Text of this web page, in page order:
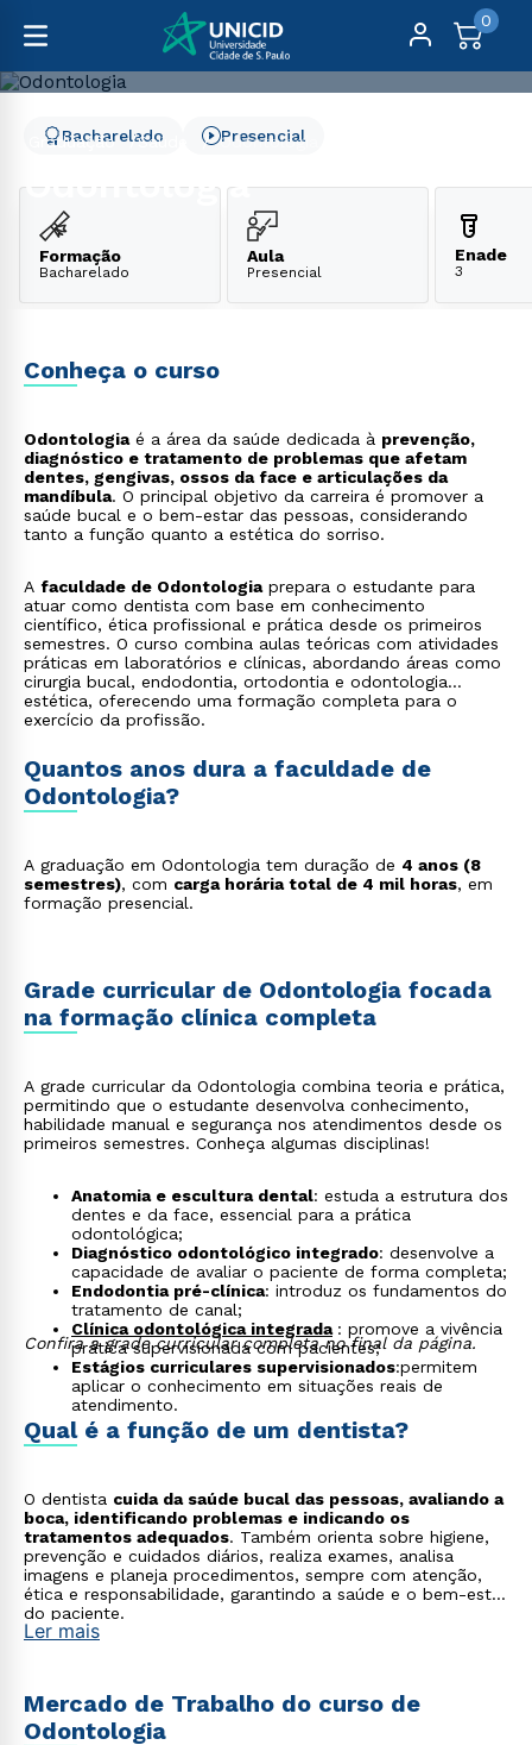
0
Graduação Saúde Odontologia
Odontologia
Bacharelado Presencial
Formação
Bacharelado
Aula
Presencial
Enade
3
Conheça o curso
Odontologiaé a área da saúde dedicada à prevenção,
diagnóstico e tratamento de problemas que afetam
dentes, gengivas, ossos da face e articulações da
mandíbula. O principal objetivo da carreira é promover a
saúde bucal e o bem-estar das pessoas, considerando
tanto a função quanto a estética do sorriso.
A faculdade de Odontologiaprepara o estudante para
atuar como dentista com base em conhecimento
científico, ética profissional e prática desde os primeiros
semestres. O curso combina aulas teóricas com atividades
práticas em laboratórios e clínicas, abordando áreas como
cirurgia bucal, endodontia, ortodontia e odontologia
estética, oferecendo uma formação completa para o
exercício da profissão.
Quantos anos dura a faculdade de
Odontologia?
A graduação em Odontologia tem duração de 4 anos (8
semestres), com carga horária total de 4 mil horas, em
formação presencial.
Grade curricular de Odontologia focada
na formação clínica completa
A grade curricular da Odontologia combina teoria e prática,
permitindo que o estudante desenvolva conhecimento,
habilidade manual e segurança nos atendimentos desde os
primeiros semestres. Conheça algumas disciplinas!
Anatomia e escultura dental: estuda a estrutura dos
dentes e da face, essencial para a prática
odontológica;
Diagnóstico odontológico integrado: desenvolve a
capacidade de avaliar o paciente de forma completa;
Endodontia pré-clínica: introduz os fundamentos do
tratamento de canal;
Clínica odontológica integrada : promove a vivência
prática supervisionada com pacientes;
Estágios curriculares supervisionados:permitem
aplicar o conhecimento em situações reais de
atendimento.
Confira a grade curricular completa no final da página.
Qual é a função de um dentista?
O dentista cuida da saúde bucal das pessoas, avaliando a
boca, identificando problemas e indicando os
tratamentos adequados. Também orienta sobre higiene,
prevenção e cuidados diários, realiza exames, analisa
imagens e planeja procedimentos, sempre com atenção,
ética e responsabilidade, garantindo a saúde e o bem-estar
do paciente.
Ler mais
Mercado de Trabalho do curso de
Odontologia